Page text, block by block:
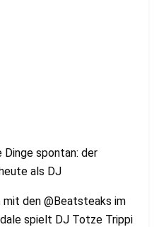
Dinge spontan: der
als DJ
mit den @Beatsteaks im
spielt DJ Totze Trippi